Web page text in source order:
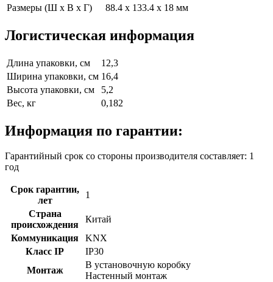
Размеры (Ш х В х Г)
88.4 x 133.4 x 18 мм
Логистическая информация
Длина упаковки, см
12,3
Ширина упаковки, см 16,4
Высота упаковки, см
5,2
Вес, кг
0,182
Информация по гарантии:
Гарантийный срок со стороны производителя составляет: 1
год
Срок гарантии,
лет
1
Страна
происхождения
Китай
Коммуникация
KNX
Класс IP
IP30
Монтаж
В установочную коробку
Настенный монтаж